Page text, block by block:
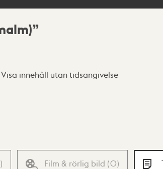
Visa innehåll utan tidsangivelse
) Film & rörlig bild (0)